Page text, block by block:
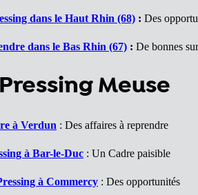
dans le Haut Rhin (68) : Des
dans le Bas Rhin (67) : De bonnes
Meuse
à Verdun : Des affaires à reprendre
à Bar-le-Duc : Un Cadre paisible
à Commercy : Des opportunités